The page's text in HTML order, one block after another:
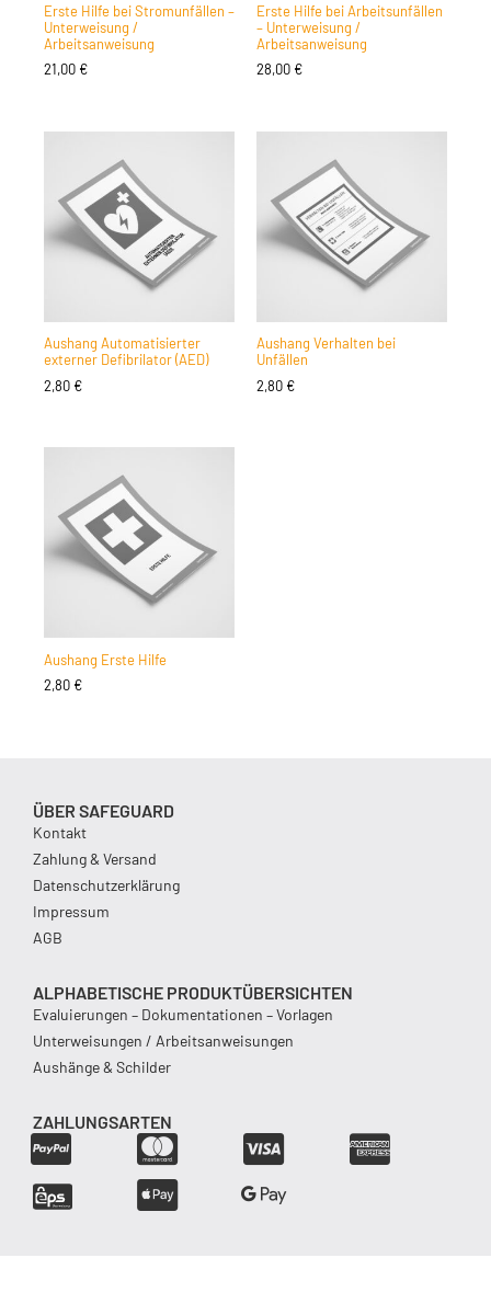
Erste Hilfe bei Stromunfällen –
Unterweisung /
Arbeitsanweisung
21,00 €
Erste Hilfe bei Arbeitsunfällen
– Unterweisung /
Arbeitsanweisung
28,00 €
Aushang Automatisierter
externer Defibrilator (AED)
2,80 €
Aushang Verhalten bei
Unfällen
2,80 €
Aushang Erste Hilfe
2,80 €
ÜBER SAFEGUARD
Kontakt
Zahlung & Versand
Datenschutzerklärung
Impressum
AGB
ALPHABETISCHE PRODUKTÜBERSICHTEN
Evaluierungen – Dokumentationen – Vorlagen
Unterweisungen / Arbeitsanweisungen
Aushänge & Schilder
ZAHLUNGSARTEN